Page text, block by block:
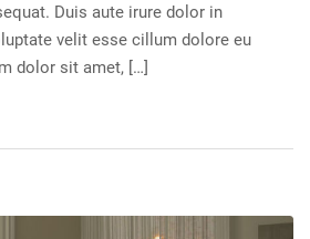
Duis aute irure dolor in
velit esse cillum dolore eu
dolor sit amet, […]